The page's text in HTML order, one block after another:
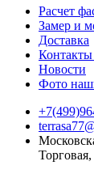
Расчет
Замер и
Доставка
Контакты
Новости
Фото